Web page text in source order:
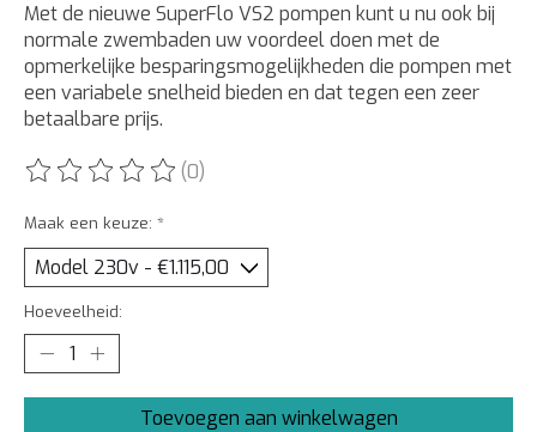
Met de nieuwe SuperFlo VS2 pompen kunt u nu ook bij
normale zwembaden uw voordeel doen met de
opmerkelijke besparingsmogelijkheden die pompen met
een variabele snelheid bieden en dat tegen een zeer
betaalbare prijs.
De beoordeling van dit product is
(0)
Maak een keuze: *
Hoeveelheid:
Toevoegen aan winkelwagen